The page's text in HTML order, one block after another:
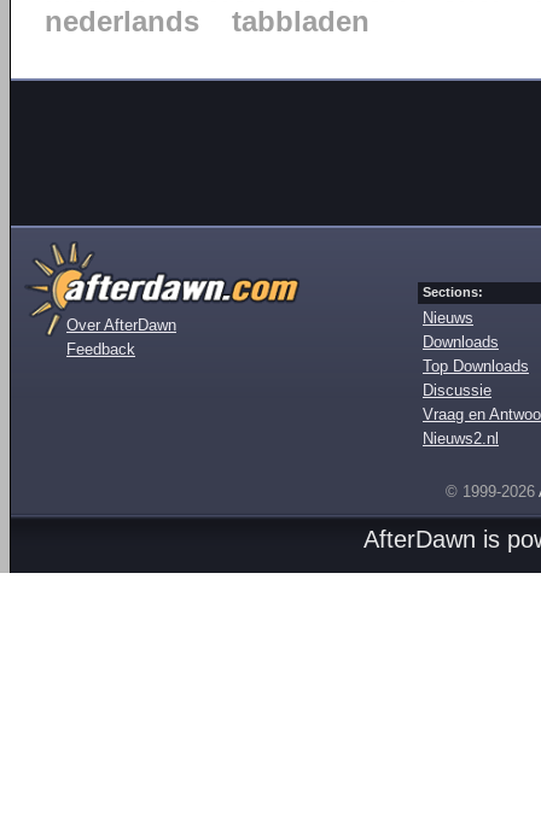
nederlands
tabbladen
Over AfterDawn
Feedback
Sections:
Nieuws
Downloads
Top Downloads
Discussie
Vraag en
Nieuws2.nl
© 1999-2026
AfterDawn is